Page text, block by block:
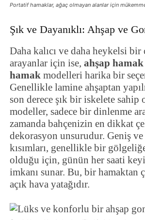
Portatif hamaklar, ağaç olmayan alanlar için
Şık ve Dayanıklı: Ahşap ve
Daha kalıcı ve daha heykelsi bir
arayanlar için ise, ahşap hamak
hamak modelleri harika bir
Genellikle lamine ahşaptan
son derece şık bir iskelete sahip
modeller, sadece bir dinlenme
zamanda bahçenizin en dikkat
dekorasyon unsurudur. Geniş
kısımları, genellikle bir
olduğu için, günün her saati
imkanı sunar. Bu, bir hamaktan
açık hava yatağıdır.